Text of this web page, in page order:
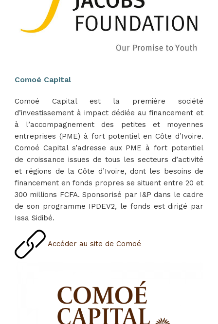
Comoé Capital
Comoé Capital est la première société
d’investissement à impact dédiée au financement et
à l’accompagnement des petites et moyennes
entreprises (PME) à fort potentiel en Côte d’Ivoire.
Comoé Capital s’adresse aux PME à fort potentiel
de croissance issues de tous les secteurs d’activité
et régions de la Côte d’Ivoire, dont les besoins de
financement en fonds propres se situent entre 20 et
300 millions FCFA. Sponsorisé par I&P dans le cadre
de son programme IPDEV2, le fonds est dirigé par
Issa Sidibé.
Accéder au site de Comoé